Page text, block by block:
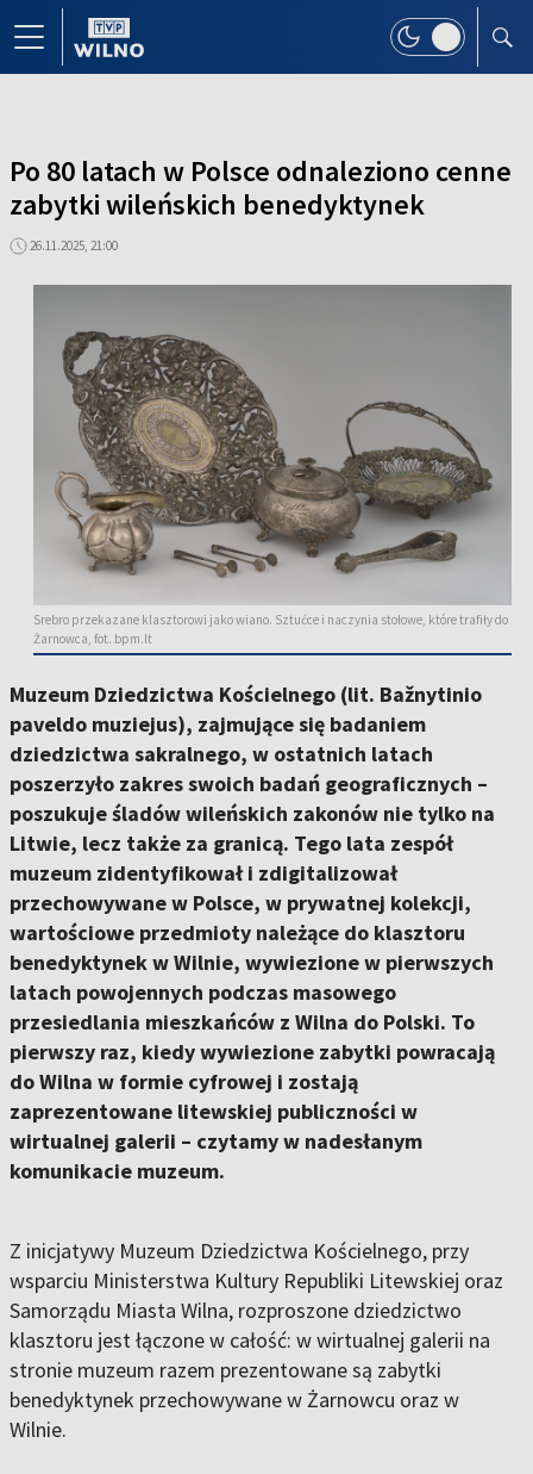
Po 80 latach w Polsce odnaleziono cenne
zabytki wileńskich benedyktynek
26.11.2025, 21:00
Srebro przekazane klasztorowi jako wiano. Sztućce i naczynia stołowe, które trafiły do
Żarnowca, fot. bpm.lt
Muzeum Dziedzictwa Kościelnego (lit. Bažnytinio
paveldo muziejus), zajmujące się badaniem
dziedzictwa sakralnego, w ostatnich latach
poszerzyło zakres swoich badań geograficznych –
poszukuje śladów wileńskich zakonów nie tylko na
Litwie, lecz także za granicą. Tego lata zespół
muzeum zidentyfikował i zdigitalizował
przechowywane w Polsce, w prywatnej kolekcji,
wartościowe przedmioty należące do klasztoru
benedyktynek w Wilnie, wywiezione w pierwszych
latach powojennych podczas masowego
przesiedlania mieszkańców z Wilna do Polski. To
pierwszy raz, kiedy wywiezione zabytki powracają
do Wilna w formie cyfrowej i zostają
zaprezentowane litewskiej publiczności w
wirtualnej galerii – czytamy w nadesłanym
komunikacie muzeum.
Z inicjatywy Muzeum Dziedzictwa Kościelnego, przy
wsparciu Ministerstwa Kultury Republiki Litewskiej oraz
Samorządu Miasta Wilna, rozproszone dziedzictwo
klasztoru jest łączone w całość: w wirtualnej galerii na
stronie muzeum razem prezentowane są zabytki
benedyktynek przechowywane w Żarnowcu oraz w
Wilnie.